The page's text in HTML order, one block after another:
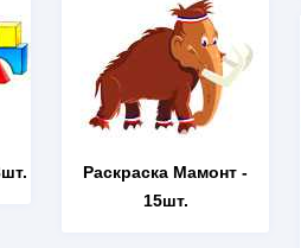
Раскраска Мамонт -
15шт.